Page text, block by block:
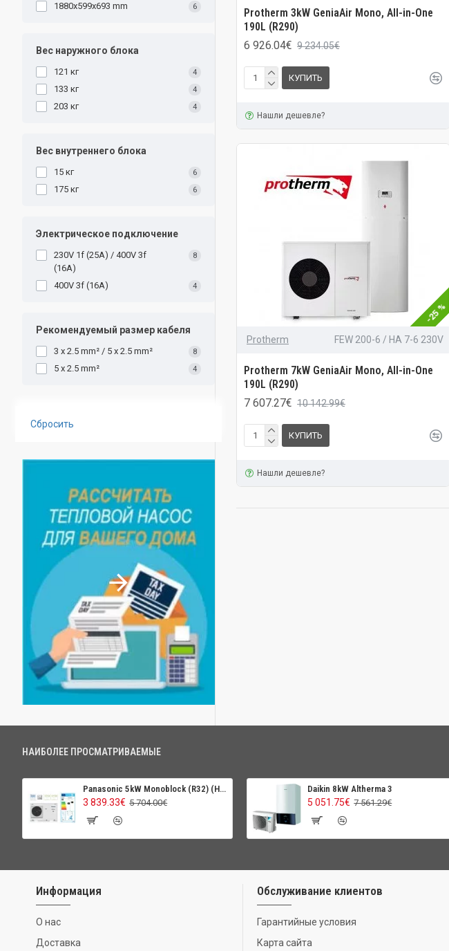
1880x599x693 mm 6
Вес наружного блока
121 кг 4
133 кг 4
203 кг 4
Вес внутреннего блока
15 кг 6
175 кг 6
Электрическое подключение
230V 1f (25A) / 400V 3f
(16A)
8
400V 3f (16A) 4
Рекомендуемый размер кабеля
3 x 2.5 mm² / 5 x 2.5 mm² 8
5 x 2.5 mm² 4
Сбросить
Protherm 3kW GeniaAir Mono, All-in-One
190L (R290)
6 926.04€ 9 234.05€
КУПИТЬ
Нашли дешевле?
-25 %
Protherm FEW 200-6 / HA 7-6 230V
Protherm 7kW GeniaAir Mono, All-in-One
190L (R290)
7 607.27€ 10 142.99€
КУПИТЬ
Нашли дешевле?
НАИБОЛЕЕ ПРОСМАТРИВАЕМЫЕ
Panasonic 5kW Monoblock (R32) (High Perfomance)
3 839.33€ 5 704.00€
Daikin 8kW Altherma 3
5 051.75€ 7 561.29€
Информация
О нас
Доставка
Обслуживание клиентов
Гарантийные условия
Карта сайта